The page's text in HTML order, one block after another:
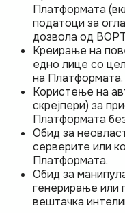
Платформата
податоци за
дозвола од
Креирање на
едно лице со
на Платформата.
Користење на
скрејпери) за
Платформата
Обид за
серверите или
Платформата.
Обид за
генерирање или
вештачка